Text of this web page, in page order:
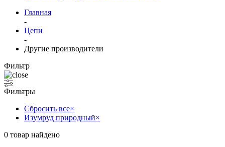
Главная
-
Цепи
-
Другие производители
Фильтр
Фильтры
Сбросить все×
Изумруд природный×
0 товар найдено